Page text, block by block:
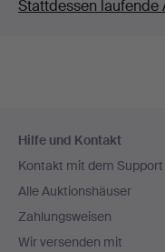
Stattdessen laufende
Navigation
Hilfe und Kontakt
Kontakt mit dem
Alle Auktionshäuser
Zahlungsweisen
Wir versenden mit